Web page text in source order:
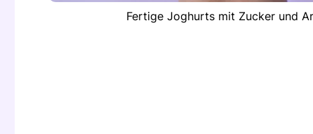
Fertige Joghurts mit Zucker und